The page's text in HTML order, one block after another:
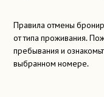
Правила отмены
от типа проживания.
пребывания и
выбранном номере.